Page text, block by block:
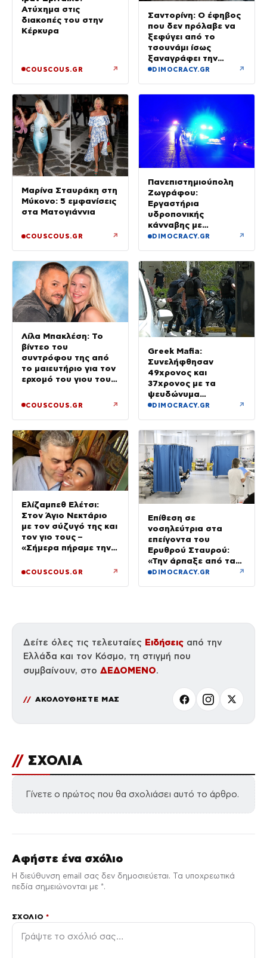
Ατύχημα στις
διακοπές του στην
Κέρκυρα
COUSCOUS.GR ↗
Σαντορίνη: Ο έφηβος
που δεν πρόλαβε να
ξεφύγει από το
τσουνάμι ίσως
ξαναγράφει την
ιστορία της μινωικής
DIMOCRACY.GR ↗
Μαρίνα Σταυράκη στη
Μύκονο: 5 εμφανίσεις
στα Ματογιάννια
COUSCOUS.GR ↗
Πανεπιστημιούπολη
Ζωγράφου:
Εργαστήρια
υδροπονικής
κάνναβης με
προσδοκώμενο
Χειροπέδες σε τρία
άτομα
DIMOCRACY.GR ↗
Λίλα Μπακλέση: Το
βίντεο του
συντρόφου της από
το μαιευτήριο για τον
ερχομό του γιου τους
COUSCOUS.GR ↗
Greek Mafia:
Συνελήφθησαν
49χρονος και
37χρονος με τα
ψευδώνυμα
«πίτμπουλ» και
DIMOCRACY.GR ↗
Ελίζαμπεθ Ελέτσι:
Στον Άγιο Νεκτάριο
με τον σύζυγό της και
τον γιο τους –
«Σήμερα πήραμε την
COUSCOUS.GR ↗
Επίθεση σε
νοσηλεύτρια στα
επείγοντα του
Ερυθρού Σταυρού:
«Την άρπαξε από τα
μαλλιά, της κατάφερε
DIMOCRACY.GR ↗
Δείτε όλες τις τελευταίες Ειδήσεις από την
Ελλάδα και τον Κόσμο, τη στιγμή που
συμβαίνουν, στο ΔΕΔΟΜΕΝΟ.
ΑΚΟΛΟΥΘΗΣΤΕ ΜΑΣ
// ΣΧΟΛΙΑ
Γίνετε ο πρώτος που θα σχολιάσει αυτό το άρθρο.
Αφήστε ένα σχόλιο
Η διεύθυνση email σας δεν δημοσιεύεται. Τα υποχρεωτικά
πεδία σημειώνονται με *.
ΣΧΌΛΙΟ*